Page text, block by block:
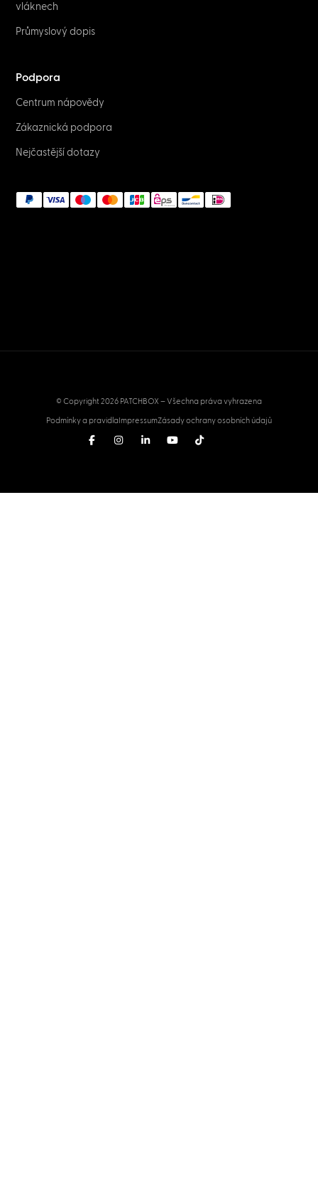
vláknech
Průmyslový dopis
Podpora
Centrum nápovědy
Zákaznická podpora
Nejčastější dotazy
© Copyright 2026 PATCHBOX – Všechna práva vyhrazena
Podmínky a pravidla ImpressumZásady ochrany osobních údajů